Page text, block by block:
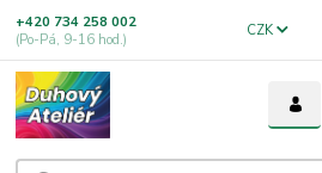
CZK
+420 734 258 002
(Po-Pá, 9-16 hod.)